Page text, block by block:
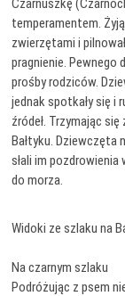
Czarnuszkę
temperamentem.
zwierzętami i
pragnienie. Pewnego
prośby rodziców.
jednak spotkały się i
źródeł. Trzymając
Bałtyku. Dziewczęta
słali im
do morza.
Widoki ze szlaku na
Na czarnym szlaku
Podróżując z psem